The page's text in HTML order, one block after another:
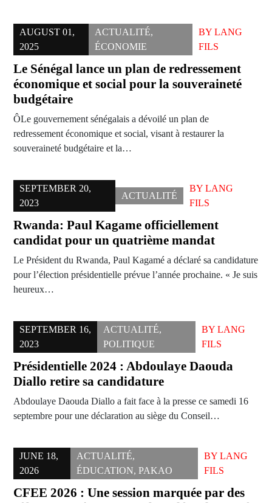
AUGUST 01,
2025
ACTUALITÉ,
ÉCONOMIE
BYLANG
FILS
Le Sénégal lance un plan de redressement
économique et social pour la souveraineté
budgétaire
ÔLe gouvernement sénégalais a dévoilé un plan de
redressement économique et social, visant à restaurer la
souveraineté budgétaire et la…
SEPTEMBER 20,
2023
ACTUALITÉ
BY LANG
FILS
Rwanda: Paul Kagame officiellement
candidat pour un quatrième mandat
Le Président du Rwanda, Paul Kagamé a déclaré sa candidature
pour l’élection présidentielle prévue l’année prochaine. « Je suis
heureux…
SEPTEMBER 16,
2023
ACTUALITÉ,
POLITIQUE
BYLANG
FILS
Présidentielle 2024 : Abdoulaye Daouda
Diallo retire sa candidature
Abdoulaye Daouda Diallo a fait face à la presse ce samedi 16
septembre pour une déclaration au siège du Conseil…
JUNE 18,
2026
ACTUALITÉ,
ÉDUCATION, PAKAO
BY LANG
FILS
CFEE 2026 : Une session marquée par des